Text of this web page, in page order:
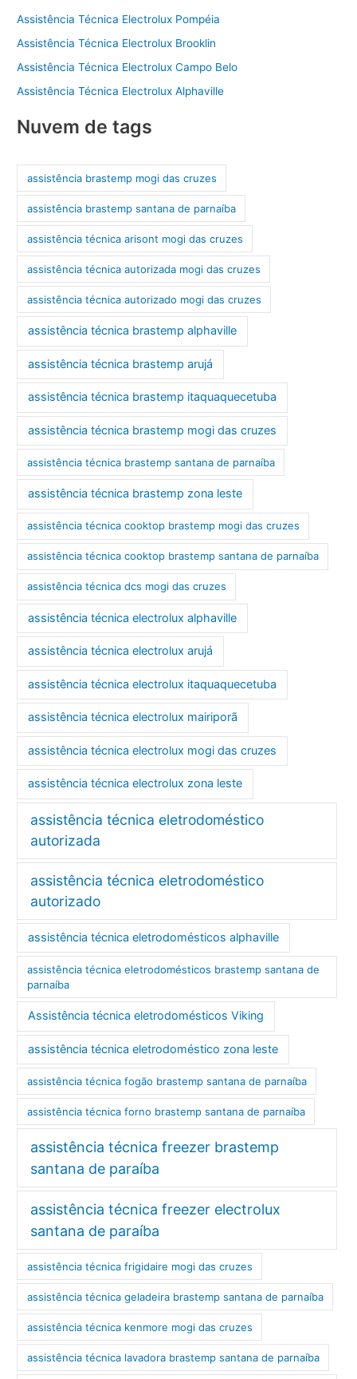
Assistência Técnica Electrolux Pompéia
Assistência Técnica Electrolux Brooklin
Assistência Técnica Electrolux Campo Belo
Assistência Técnica Electrolux Alphaville
Nuvem de tags
assistência brastemp mogi das cruzes
assistência brastemp santana de parnaíba
assistência técnica arisont mogi das cruzes
assistência técnica autorizada mogi das cruzes
assistência técnica autorizado mogi das cruzes
assistência técnica brastemp alphaville
assistência técnica brastemp arujá
assistência técnica brastemp itaquaquecetuba
assistência técnica brastemp mogi das cruzes
assistência técnica brastemp santana de parnaíba
assistência técnica brastemp zona leste
assistência técnica cooktop brastemp mogi das cruzes
assistência técnica cooktop brastemp santana de parnaíba
assistência técnica dcs mogi das cruzes
assistência técnica electrolux alphaville
assistência técnica electrolux arujá
assistência técnica electrolux itaquaquecetuba
assistência técnica electrolux mairiporã
assistência técnica electrolux mogi das cruzes
assistência técnica electrolux zona leste
assistência técnica eletrodoméstico
autorizada
assistência técnica eletrodoméstico
autorizado
assistência técnica eletrodomésticos alphaville
assistência técnica eletrodomésticos brastemp santana de
parnaíba
Assistência técnica eletrodomésticos Viking
assistência técnica eletrodoméstico zona leste
assistência técnica fogão brastemp santana de parnaíba
assistência técnica forno brastemp santana de parnaíba
assistência técnica freezer brastemp
santana de paraíba
assistência técnica freezer electrolux
santana de paraíba
assistência técnica frigidaire mogi das cruzes
assistência técnica geladeira brastemp santana de parnaíba
assistência técnica kenmore mogi das cruzes
assistência técnica lavadora brastemp santana de parnaíba